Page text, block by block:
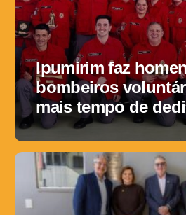
Ipumirim faz
bombeiros
mais tempo de